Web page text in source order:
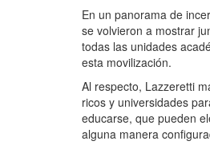
En un panorama de
se volvieron a mostrar
todas las unidades
esta movilización.
Al respecto, Lazzeretti
ricos y universidades
educarse, que pueden
alguna manera